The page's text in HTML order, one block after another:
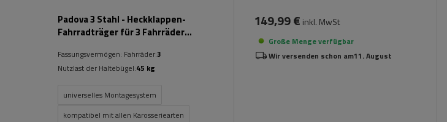
Padova 3 Stahl - Heckklappen-
Fahrradträger für 3 Fahrräder
Fassungsvermögen: Fahrräder:3
Nutzlast der Haltebügel:45 kg
universelles Montagesystem
kompatibel mit allen Karosseriearten
149,99 € inkl. MwSt
Große Menge verfügbar
Wir versenden schon am11. August